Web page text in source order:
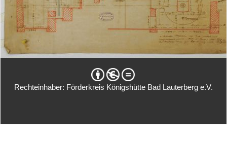
Rechteinhaber: Förderkreis Königshütte Bad Lauterberg e.V.